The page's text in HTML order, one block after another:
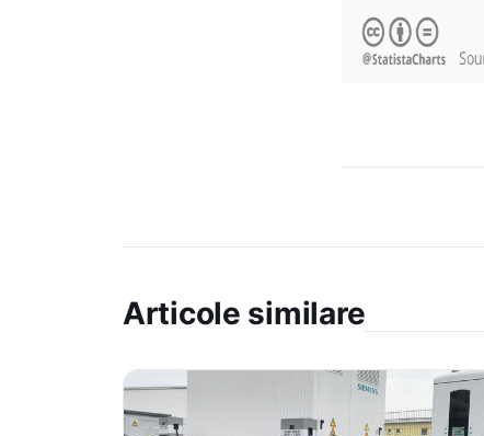
Articole similare